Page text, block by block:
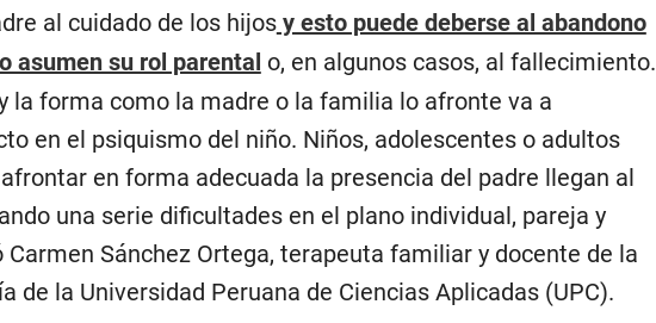
al cuidado de los hijosy esto puede deberse al abandono
asumen su rol parental o, en algunos casos, al fallecimiento.
la forma como la madre o la familia lo afronte va a
en el psiquismo del niño. Niños, adolescentes o adultos
en forma adecuada la presencia del padre llegan al
una serie dificultades en el plano individual, pareja y
Sánchez Ortega, terapeuta familiar y docente de la
de la Universidad Peruana de Ciencias Aplicadas (UPC).